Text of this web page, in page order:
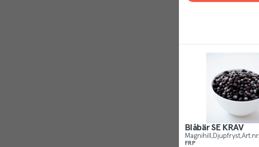
Blåbär SE KRAV
Magnihill Djupfryst Art.nr.
FRP
Reject All